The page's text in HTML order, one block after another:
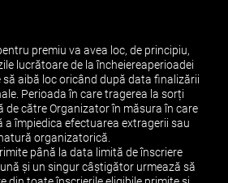
premiu va avea loc, de principiu,
lucrătoare de la încheiereaperioadei
aibă loc oricând după data finalizării
Perioada în care tragerea la sorți
de către Organizator în măsura în care
a împiedica efectuarea extragerii sau
organizatorică.
până la data limită de înscriere
și un singur câștigător urmează să